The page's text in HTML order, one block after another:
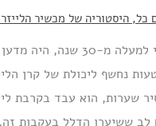
כל, היסטוריה של מכשיר
לפני למעלה מ-30 שנה, היה מדען
נחשף ליכולת של קרן
שערות, הוא עבד בקרבת
לב ששיערו הדלל בעקבות